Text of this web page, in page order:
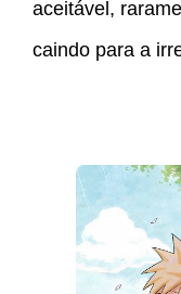
aceitável,
caindo para a